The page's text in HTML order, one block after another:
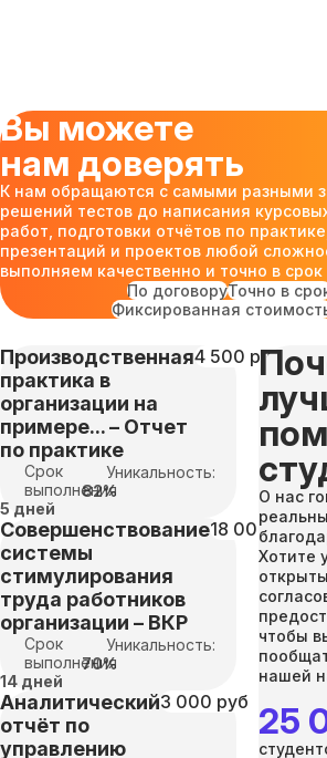
Вы можете
нам доверять
К нам обращаются с самыми разными
решений тестов до написания
работ, подготовки отчётов по
презентаций и проектов любой
выполняем качественно и точно в срок
По договоруТочно в
Фиксированная
Производственная
практика в
организации на
примере... – Отчет
по практике
4 500 руб
Срок
выполнения
5 дней
Уникальность:
82%
Совершенствование
системы
стимулирования
труда работников
организации – ВКР
18 000 руб
Срок
выполнения
14 дней
Уникальность:
70%
Аналитический
отчёт по
управлению
3 000 руб
О нас
Хотите
чтобы
нашей
25